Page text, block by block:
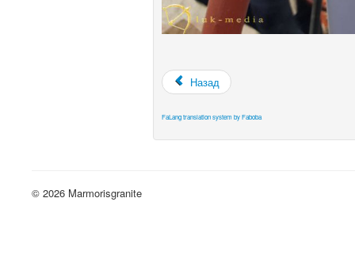
Назад
FaLang translation system by Faboba
© 2026 Marmorisgranite